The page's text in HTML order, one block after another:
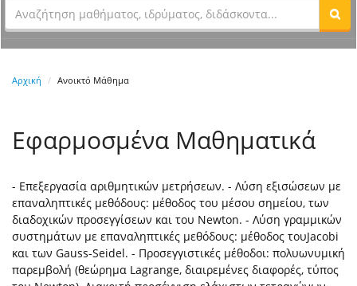
Αρχική Ανοικτό Μάθημα
Εφαρμοσμένα Μαθηματικά
- Επεξεργασία αριθμητικών μετρήσεων. - Λύση εξισώσεων με
επαναληπτικές μεθόδους: μέθοδος του μέσου σημείου, των
διαδοχικών προσεγγίσεων και του Newton. - Λύση γραμμικών
συστημάτων με επαναληπτικές μεθόδους: μέθοδος τουJacobi
και των Gauss-Seidel. - Προσεγγιστικές μέθοδοι: πολυωνυμική
παρεμβολή (θεώρημα Lagrange, διαιρεμένες διαφορές, τύπος